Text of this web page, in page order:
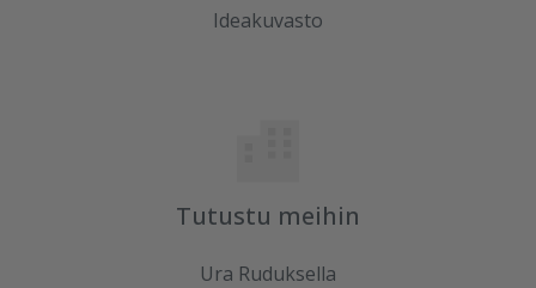
Ideakuvasto
Tutustu meihin
Ura Ruduksella